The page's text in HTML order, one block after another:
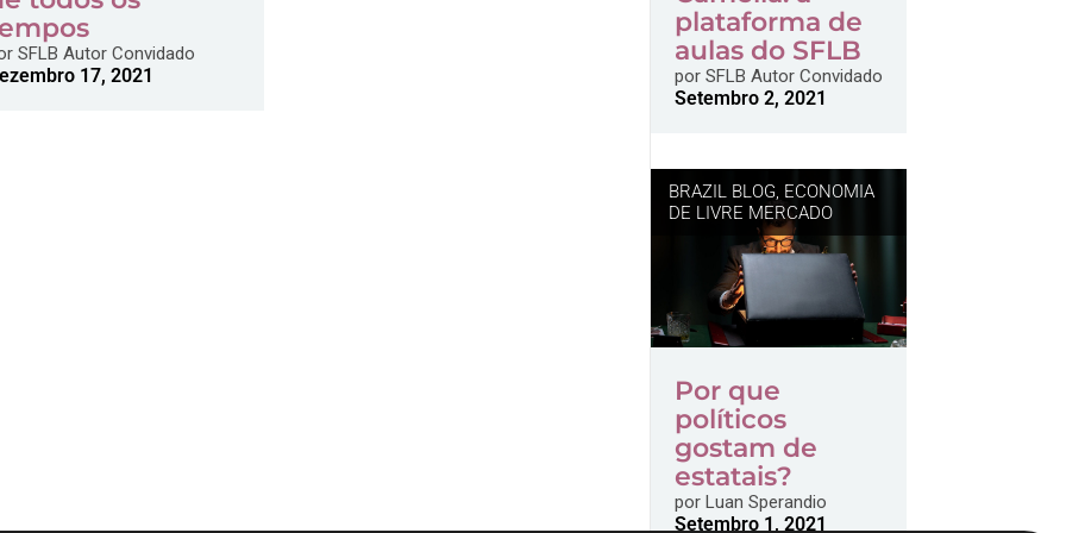
SFLB Autor Convidado
17, 2021
plataforma de
aulas do SFLB
porSFLB Autor Convidado
Setembro 2, 2021
BRAZIL BLOG, ECONOMIA
DE LIVRE MERCADO
Por que
políticos
gostam de
estatais?
porLuan Sperandio
Setembro 1, 2021